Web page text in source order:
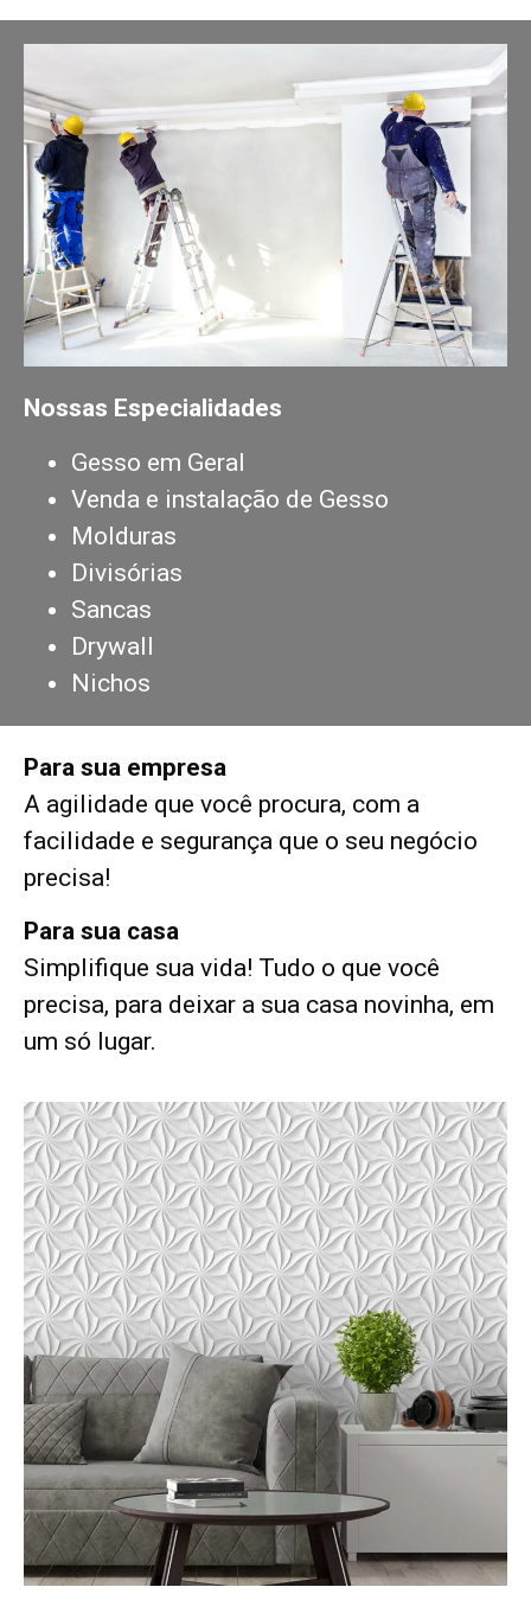
Nossas Especialidades
Gesso em Geral
Venda e instalação de Gesso
Molduras
Divisórias
Sancas
Drywall
Nichos
Para sua empresa
A agilidade que você procura, com a
facilidade e segurança que o seu negócio
precisa!
Para sua casa
Simplifique sua vida! Tudo o que você
precisa, para deixar a sua casa novinha, em
um só lugar.